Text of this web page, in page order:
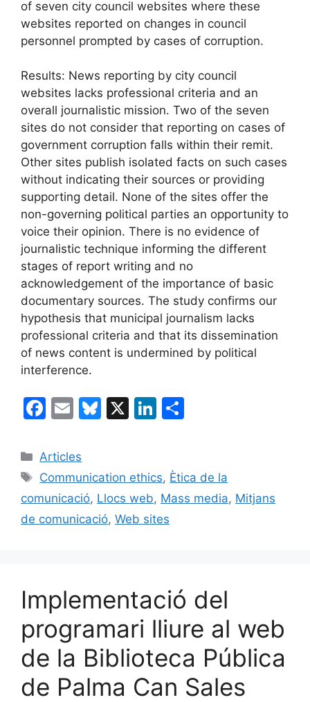
of seven city council websites where these
websites reported on changes in council
personnel prompted by cases of corruption.
Results: News reporting by city council
websites lacks professional criteria and an
overall journalistic mission. Two of the seven
sites do not consider that reporting on cases of
government corruption falls within their remit.
Other sites publish isolated facts on such cases
without indicating their sources or providing
supporting detail. None of the sites offer the
non-governing political parties an opportunity to
voice their opinion. There is no evidence of
journalistic technique informing the different
stages of report writing and no
acknowledgement of the importance of basic
documentary sources. The study confirms our
hypothesis that municipal journalism lacks
professional criteria and that its dissemination
of news content is undermined by political
interference.
F
c
e
b
o
E
ai
l
Bl
s
k
y
X
Li
e
dI
n
p
ar
Categories
Articles
Etiquetes
Communication ethics, Ètica de la
comunicació, Llocs web, Mass media, Mitjans
de comunicació, Web sites
Implementació del
programari lliure al web
de la Biblioteca Pública
de Palma Can Sales